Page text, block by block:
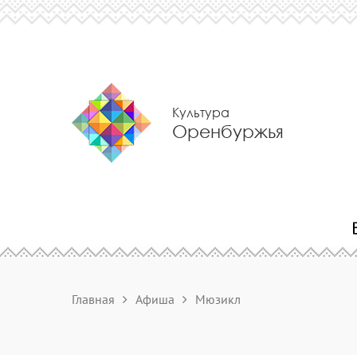
Культура
Оренбуржья
Главная Афиша Мюзикл